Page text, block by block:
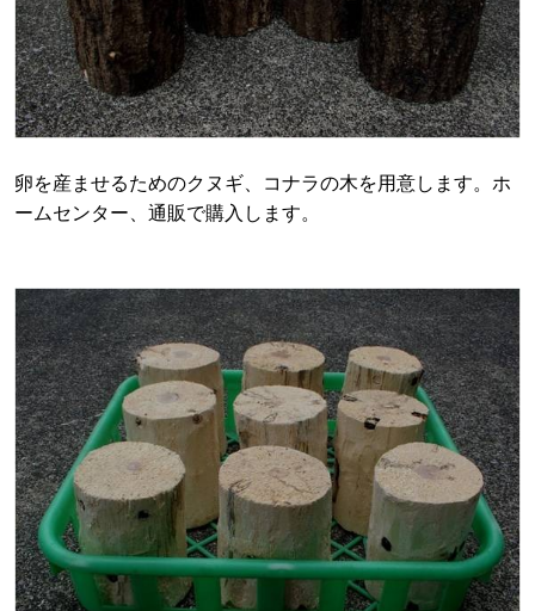
卵を産ませるためのクヌギ、コナラの木を用意します。ホ
ームセンター、通販で購入します。